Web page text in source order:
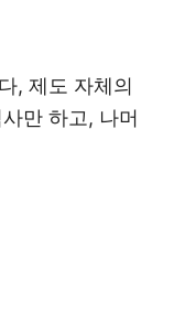
, 제도 자체의
만 하고, 나머